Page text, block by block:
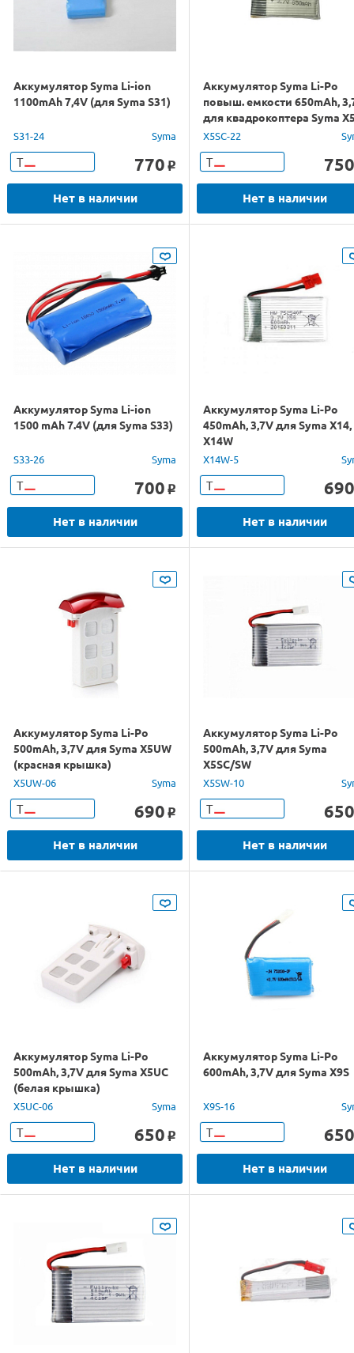
Аккумулятор Syma Li-ion
1100mAh 7,4V (для Syma S31)
S31-24 Syma
Т 770 o
Нет в наличии
Аккумулятор Syma Li-Po
повыш. емкости 650mAh,
для квадрокоптера Syma
X5SC-22
Т 750
Нет в наличии
Аккумулятор Syma Li-ion
1500 mAh 7.4V (для Syma S33)
S33-26 Syma
Т 700 o
Нет в наличии
Аккумулятор Syma Li-Po
450mAh, 3,7V для Syma X14,
X14W
X14W-5
Т 690
Нет в наличии
Аккумулятор Syma Li-Po
500mAh, 3,7V для Syma X5UW
(красная крышка)
X5UW-06 Syma
Т 690 o
Нет в наличии
Аккумулятор Syma Li-Po
500mAh, 3,7V для Syma
X5SC/SW
X5SW-10
Т 650
Нет в наличии
Аккумулятор Syma Li-Po
500mAh, 3,7V для Syma X5UC
(белая крышка)
X5UC-06 Syma
Т 650 o
Нет в наличии
Аккумулятор Syma Li-Po
600mAh, 3,7V для Syma X9S
X9S-16
Т 650
Нет в наличии